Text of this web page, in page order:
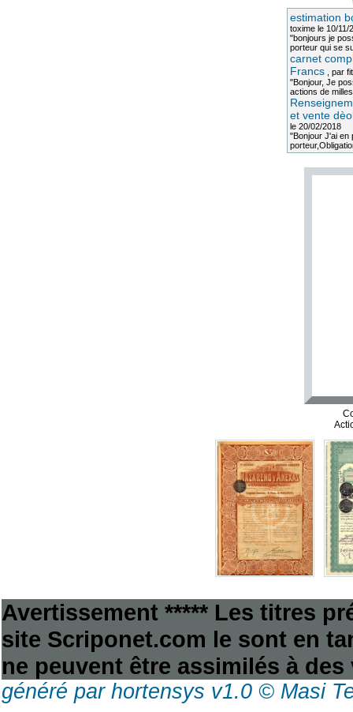
estimation
toximele 10/11/
"bonjours je
porteur qui se
carnet
Francs, par
"Bonjour, Je
actions de
et vente
le 20/02/2018
"Bonjour J'ai en
Avertissement ***** Les titres
site Scriponet.com le sont en
ne peuvent être assimilés à
généré par hortensys v1.0 © Masi